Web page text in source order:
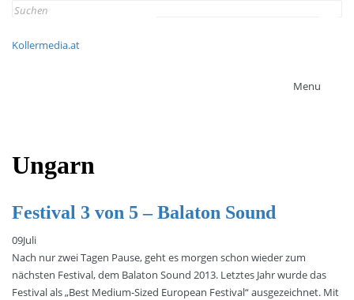
Search
Kollermedia.at
Menu
Ungarn
Festival 3 von 5 – Balaton Sound
09Juli
Nach nur zwei Tagen Pause, geht es morgen schon wieder zum
nächsten Festival, dem Balaton Sound 2013. Letztes Jahr wurde das
Festival als „Best Medium-Sized European Festival“ ausgezeichnet. Mit